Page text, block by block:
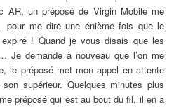
AR, un préposé de Virgin Mobile me
pour me dire une énième fois que le
! Quand je vous disais que les
Je demande à nouveau que l’on me
le préposé met mon appel en attente
supérieur. Quelques minutes plus
préposé qui est au bout du fil, il en a